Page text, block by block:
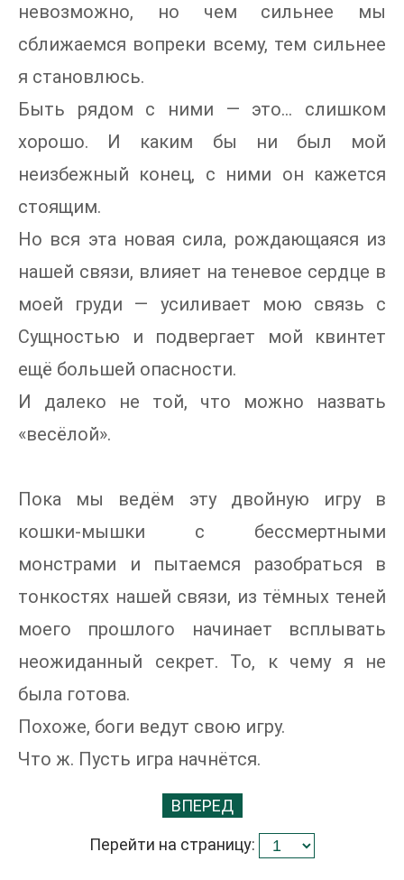
невозможно, но чем сильнее мы
сближаемся вопреки всему, тем сильнее
я становлюсь.
Быть рядом с ними — это… слишком
хорошо. И каким бы ни был мой
неизбежный конец, с ними он кажется
стоящим.
Но вся эта новая сила, рождающаяся из
нашей связи, влияет на теневое сердце в
моей груди — усиливает мою связь с
Сущностью и подвергает мой квинтет
ещё большей опасности.
И далеко не той, что можно назвать
«весёлой».
Пока мы ведём эту двойную игру в
кошки-мышки с бессмертными
монстрами и пытаемся разобраться в
тонкостях нашей связи, из тёмных теней
моего прошлого начинает всплывать
неожиданный секрет. То, к чему я не
была готова.
Похоже, боги ведут свою игру.
Что ж. Пусть игра начнётся.
ВПЕРЕД
Перейти на страницу: